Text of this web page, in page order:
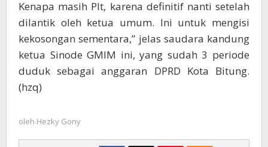
Kenapa masih Plt, karena definitif nanti setelah
dilantik oleh ketua umum. Ini untuk mengisi
kekosongan sementara,” jelas saudara kandung
ketua Sinode GMIM ini, yang sudah 3 periode
duduk sebagai anggaran DPRD Kota Bitung.
(hzq)
oleh Hezky Gony